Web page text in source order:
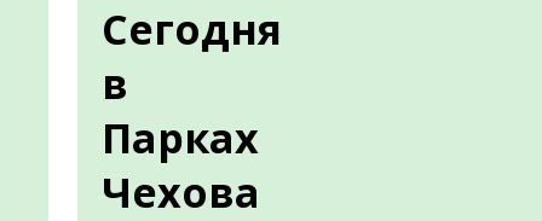
Сегодня
в
Парках
Чехова